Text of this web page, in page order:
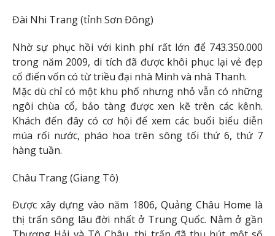
Đài Nhi Trang (tỉnh Sơn Đông)
Nhờ sự phục hồi với kinh phí rất lớn để 743.350.000
trong năm 2009, di tích đã được khôi phục lại vẻ đẹp
cổ điển vốn có từ triều đại nhà Minh và nhà Thanh.
Mặc dù chỉ có một khu phố nhưng nhỏ vẫn có những
ngôi chùa cổ, bảo tàng được xen kẽ trên các kênh.
Khách đến đây có cơ hội để xem các buổi biểu diễn
múa rối nước, pháo hoa trên sông tối thứ 6, thứ 7
hàng tuần.
Châu Trang (Giang Tô)
Được xây dựng vào năm 1806, Quảng Châu Home là
thị trấn sông lâu đời nhất ở Trung Quốc. Nằm ở gần